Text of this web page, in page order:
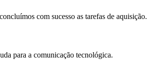
com sucesso as tarefas de aquisição.
para a comunicação tecnológica.